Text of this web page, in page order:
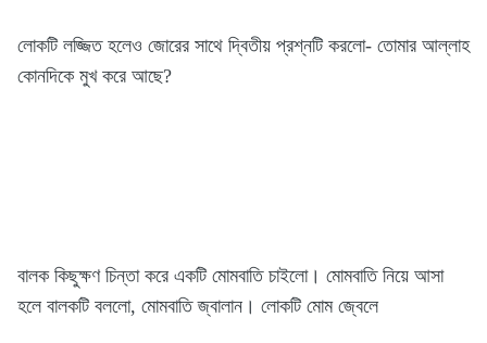
লোকটি লজ্জিত হলেও জোরের সাথে দ্বিতীয় প্রশ্নটি করলো- তোমার আল্লাহ
কোনদিকে মুখ করে আছে?
বালক কিছুক্ষণ চিন্তা করে একটি মোমবাতি চাইলো। মোমবাতি নিয়ে আসা
হলে বালকটি বললো, মোমবাতি জ্বালান। লোকটি মোম জ্বেলে